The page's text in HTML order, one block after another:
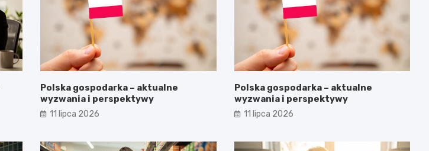
Polska gospodarka – aktualne
wyzwania i perspektywy
11 lipca 2026
Polska gospodarka – aktualne
wyzwania i perspektywy
11 lipca 2026